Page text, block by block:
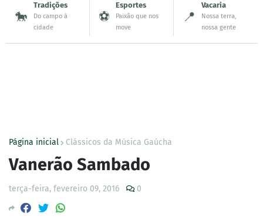
🐎
Tradições
Do campo à
cidade
⚽
Esportes
Paixão que nos
move
📍
Vacaria
Nossa terra,
nossa gente
Página inicial Clássicos da Música Gaúcha
Vanerão Sambado
terça-feira, fevereiro 09, 2016 0